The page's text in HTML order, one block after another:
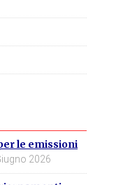
le emissioni
2026